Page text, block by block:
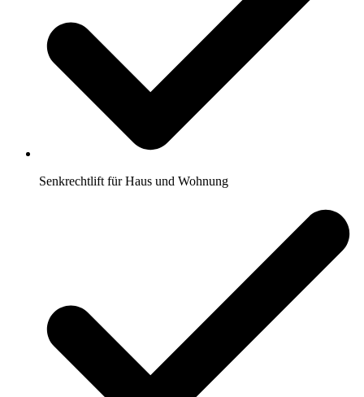
Senkrechtlift für Haus und Wohnung